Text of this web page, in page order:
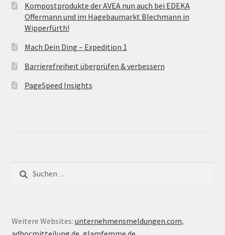
Kompostprodukte der AVEA nun auch bei EDEKA
Offermann und im Hagebaumarkt Blechmann in
Wipperfürth!
Mach Dein Ding – Expedition 1
Barrierefreiheit überprüfen & verbessern
PageSpeed Insights
Suche
nach:
Weitere Websites: unternehmensmeldungen.com,